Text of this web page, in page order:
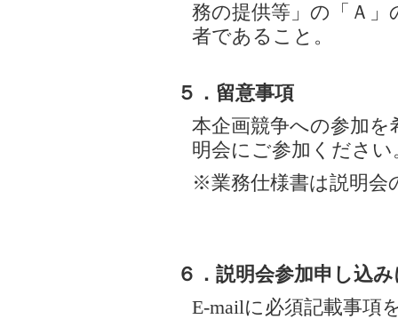
務の提供等」の「Ａ
者であること。
５．留意事項
本企画競争への参加
明会にご参加ください
※業務仕様書は説明会
６．説明会参加申し込
E-mailに必須記載事項